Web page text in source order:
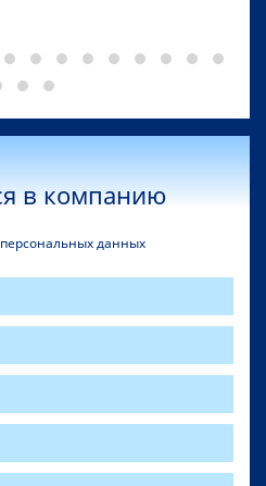
в компанию
данных